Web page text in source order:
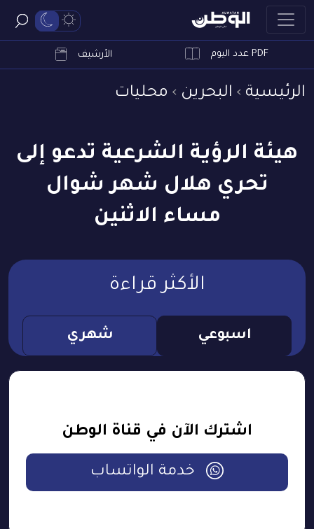
PDF عدد اليوم الأرشيف
الرئيسية البحرين محليات
هيئة الرؤية الشرعية تدعو إلى
تحري هلال شهر شوال
مساء الاثنين
الأكثر قراءة
اسبوعي شهري
اشترك الآن في قناة الوطن
خدمة الواتساب